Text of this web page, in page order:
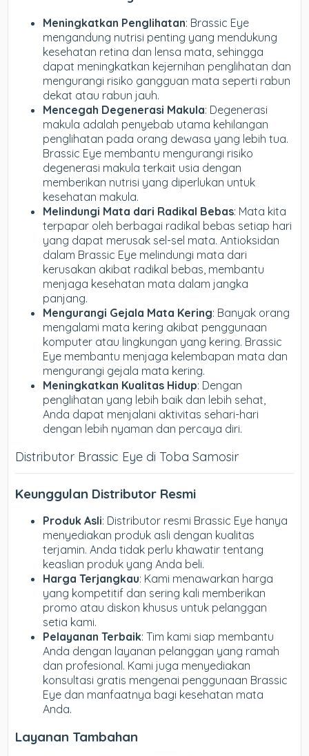
Meningkatkan Penglihatan: Brassic Eye
mengandung nutrisi penting yang mendukung
kesehatan retina dan lensa mata, sehingga
dapat meningkatkan kejernihan penglihatan dan
mengurangi risiko gangguan mata seperti rabun
dekat atau rabun jauh.
Mencegah Degenerasi Makula: Degenerasi
makula adalah penyebab utama kehilangan
penglihatan pada orang dewasa yang lebih tua.
Brassic Eye membantu mengurangi risiko
degenerasi makula terkait usia dengan
memberikan nutrisi yang diperlukan untuk
kesehatan makula.
Melindungi Mata dari Radikal Bebas: Mata kita
terpapar oleh berbagai radikal bebas setiap hari
yang dapat merusak sel-sel mata. Antioksidan
dalam Brassic Eye melindungi mata dari
kerusakan akibat radikal bebas, membantu
menjaga kesehatan mata dalam jangka
panjang.
Mengurangi Gejala Mata Kering: Banyak orang
mengalami mata kering akibat penggunaan
komputer atau lingkungan yang kering. Brassic
Eye membantu menjaga kelembapan mata dan
mengurangi gejala mata kering.
Meningkatkan Kualitas Hidup: Dengan
penglihatan yang lebih baik dan lebih sehat,
Anda dapat menjalani aktivitas sehari-hari
dengan lebih nyaman dan percaya diri.
Distributor Brassic Eye di Toba Samosir
Keunggulan Distributor Resmi
Produk Asli: Distributor resmi Brassic Eye hanya
menyediakan produk asli dengan kualitas
terjamin. Anda tidak perlu khawatir tentang
keaslian produk yang Anda beli.
Harga Terjangkau: Kami menawarkan harga
yang kompetitif dan sering kali memberikan
promo atau diskon khusus untuk pelanggan
setia kami.
Pelayanan Terbaik: Tim kami siap membantu
Anda dengan layanan pelanggan yang ramah
dan profesional. Kami juga menyediakan
konsultasi gratis mengenai penggunaan Brassic
Eye dan manfaatnya bagi kesehatan mata
Anda.
Layanan Tambahan